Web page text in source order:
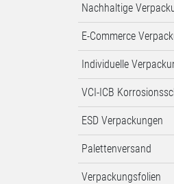
Nachhaltige
E-Commerce
Individuelle
VCI-ICB
ESD Verpackungen
Palettenversand
Verpackungsfolien